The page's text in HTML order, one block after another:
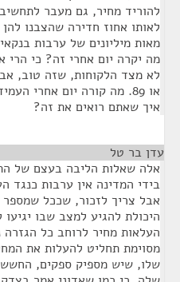
להוריד מחיר, גם מעבר
לאותו אחוז חדירה שהצבנו
מאות מיליונים של ערבות
מה יקרה יום אחרי זה? כי הרי
או 89. מה קורה יום אחרי
איך שאתם רואים את זה?
עדן בר טל
אלה שאלות הליבה בעצם של
בידי המדינה אין ערבות כנגד
אבל צריך לזכור, שככל
היכולת להגיע למצב שבו
העלאות מחיר לרוחב כל הגזרה
מסוימת תחליט להעלות את
שלו, שיש מספיק ספקים, החשש